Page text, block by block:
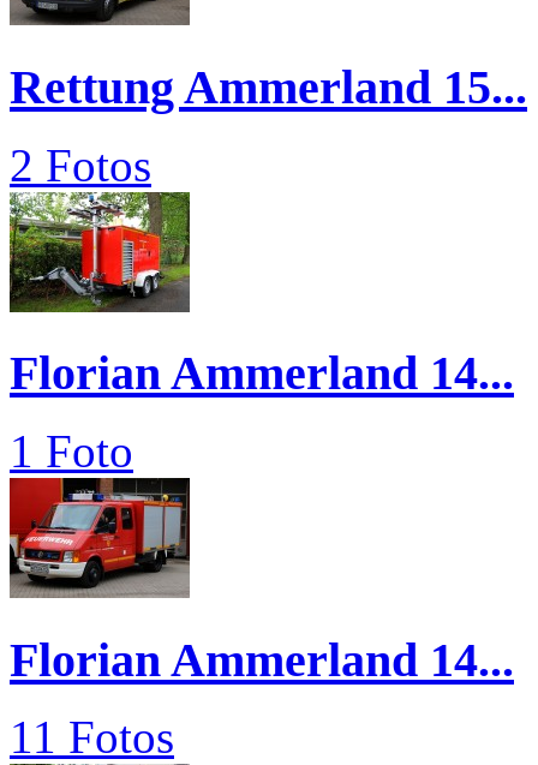
Rettung Ammerland 15...
2 Fotos
Florian Ammerland 14...
1 Foto
Florian Ammerland 14...
11 Fotos